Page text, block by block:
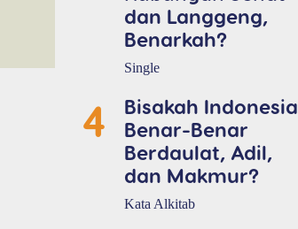
dan Langgeng,
Benarkah?
Single
4
Bisakah Indonesia
Benar-Benar
Berdaulat, Adil,
dan Makmur?
Kata Alkitab